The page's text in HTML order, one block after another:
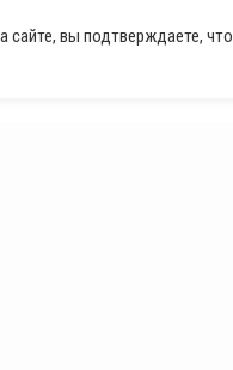
вы подтверждаете, что